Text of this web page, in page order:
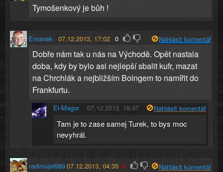
Tymošenkový je bůh !
Emanek 07.12.2013, 17:02 0 Nahlásit komentář
Dobře nám tak u nás na Východě. Opět nastala
doba, kdy by bylo asi nejlepší sbalit kufr, mazat
na Chrchlák a nejbližším Boingem to namířit do
Frankfurtu.
El-Magor 07.12.2013, 18:47 Nahlásit komentář
Tam je to zase samej Turek, to bys moc
nevyhrál.
radimujel98907.12.2013, 04:35 -1 Nahlásit komentář